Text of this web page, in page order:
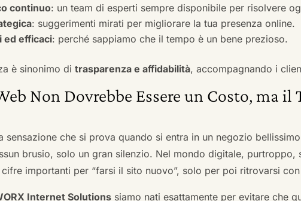
continuo: un team di esperti sempre disponibile per risolvere
: suggerimenti mirati per migliorare la tua presenza online.
ed efficaci: perché sappiamo che il tempo è un bene prezioso.
è sinonimo ditrasparenza e affidabilità, accompagnando i
Non Dovrebbe Essere un Costo, ma
sensazione che si prova quando si entra in un negozio
brusio, solo un gran silenzio. Nel mondo digitale,
importanti per “farsi il sito nuovo”, solo per poi ritrovarsi
Internet Solutions siamo nati esattamente per evitare che